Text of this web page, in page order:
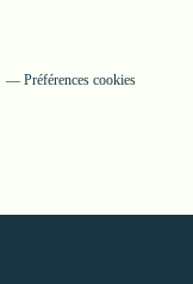
Préférences cookies